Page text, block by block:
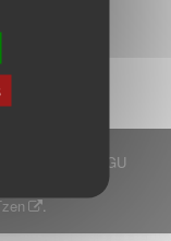
CGU
.